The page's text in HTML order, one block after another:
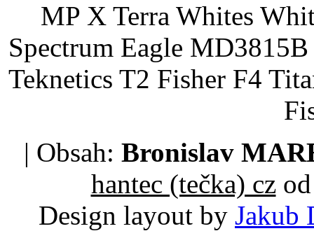
MP X Terra Whites
Spectrum Eagle
Teknetics T2 Fisher F4
| Obsah: Bronislav
hantec (tečka) czod
Design layout by Jakub